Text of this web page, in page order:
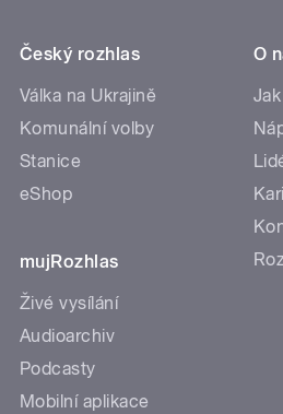
Český rozhlas
Válka na Ukrajině
Komunální volby
Stanice
eShop
mujRozhlas
Živé vysílání
Audioarchiv
Podcasty
Mobilní aplikace
O